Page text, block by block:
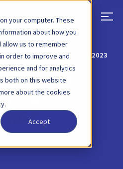
your computer. These
about how you
us to remember
order to improve and
and for analytics
both on this website
about the cookies
Accept
8. MARRASKUUTA 2023
för e-